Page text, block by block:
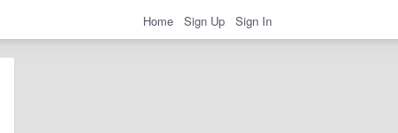
Home Sign Up Sign In